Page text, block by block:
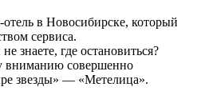
в Новосибирске, который
сервиса.
знаете, где остановиться?
вниманию совершенно
звезды» — «Метелица».